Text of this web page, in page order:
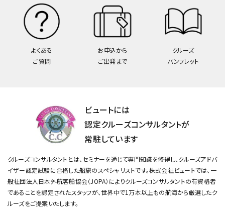
よくある
ご質問
お申込から
ご出発まで
クルーズ
パンフレット
ビュートには
認定クルーズコンサルタントが
常駐しています
クルーズコンサルタントとは、セミナーを通じて専門知識を修得し、クルーズアドバ
イザー認定試験に合格した船旅のスペシャリストです。株式会社ビュートでは、一
般社団法人日本外航客船協会（JOPA）によりクルーズコンサルタントの有資格者
であることを認定されたスタッフが、世界中で1万本以上もの航海から厳選したク
ルーズをご提案いたします。